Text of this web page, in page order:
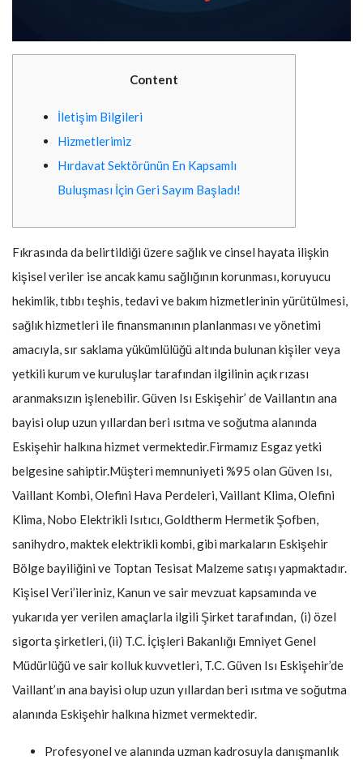
Content
İletişim Bilgileri
Hizmetlerimiz
Hırdavat Sektörünün En Kapsamlı
Buluşması İçin Geri Sayım Başladı!
Fıkrasında da belirtildiği üzere sağlık ve cinsel hayata ilişkin
kişisel veriler ise ancak kamu sağlığının korunması, koruyucu
hekimlik, tıbbı teşhis, tedavi ve bakım hizmetlerinin yürütülmesi,
sağlık hizmetleri ile finansmanının planlanması ve yönetimi
amacıyla, sır saklama yükümlülüğü altında bulunan kişiler veya
yetkili kurum ve kuruluşlar tarafından ilgilinin açık rızası
aranmaksızın işlenebilir. Güven Isı Eskişehir’ de Vaillantın ana
bayisi olup uzun yıllardan beri ısıtma ve soğutma alanında
Eskişehir halkına hizmet vermektedir.Firmamız Esgaz yetki
belgesine sahiptir.Müşteri memnuniyeti %95 olan Güven Isı,
Vaillant Kombi, Olefini Hava Perdeleri, Vaillant Klima, Olefini
Klima, Nobo Elektrikli Isıtıcı, Goldtherm Hermetik Şofben,
sanihydro, maktek elektrikli kombi, gibi markaların Eskişehir
Bölge bayiliğini ve Toptan Tesisat Malzeme satışı yapmaktadır.
Kişisel Veri’ileriniz, Kanun ve sair mevzuat kapsamında ve
yukarıda yer verilen amaçlarla ilgili Şirket tarafından, (i) özel
sigorta şirketleri, (ii) T.C. İçişleri Bakanlığı Emniyet Genel
Müdürlüğü ve sair kolluk kuvvetleri, T.C. Güven Isı Eskişehir’de
Vaillant’ın ana bayisi olup uzun yıllardan beri ısıtma ve soğutma
alanında Eskişehir halkına hizmet vermektedir.
Profesyonel ve alanında uzman kadrosuyla danışmanlık